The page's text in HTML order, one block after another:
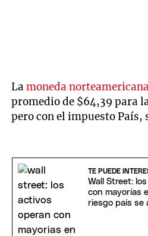
Lamoneda norteamericana
promedio de $64,39 para
pero con el impuesto País,
TE PUEDE
Wall Street:
con mayorías
riesgo país se